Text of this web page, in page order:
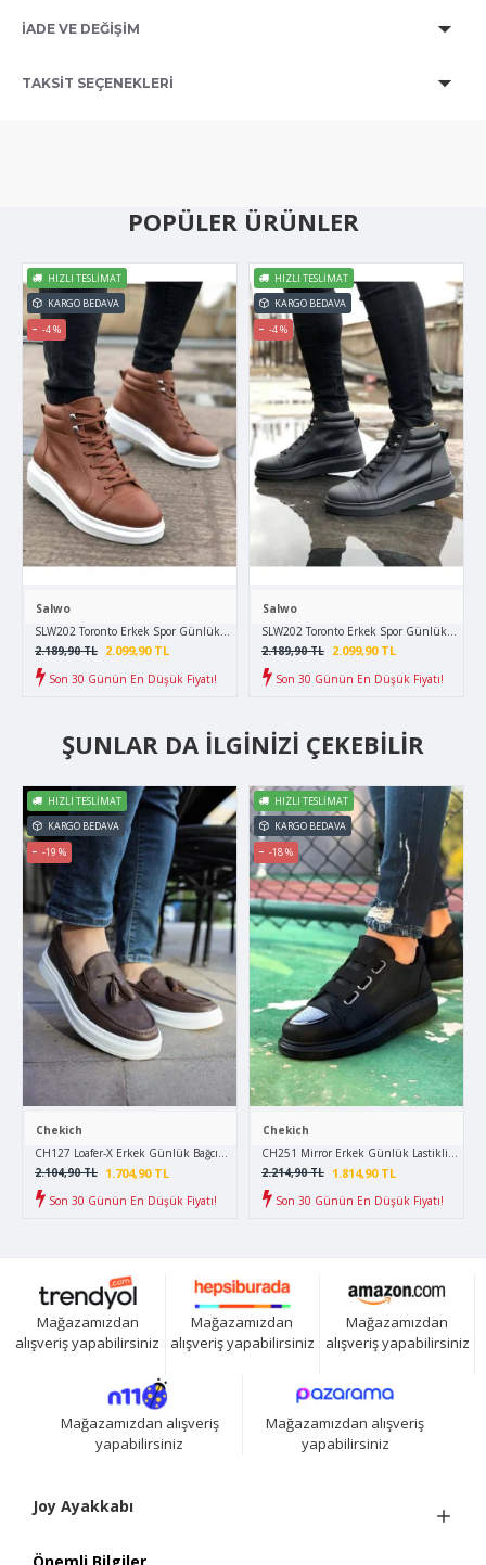
İADE VE DEĞİŞİM
TAKSIT SEÇENEKLERI
POPÜLER ÜRÜNLER
HIZLI TESLIMAT
KARGO BEDAVA
-4 %
Salwo
SLW202 Toronto Erkek Spor Günlük Bağcıklı Cilt Bot CBT - Taba
2.099,90 TL
2.189,90 TL
Son 30 Günün En Düşük Fiyatı!
HIZLI TESLIMAT
KARGO BEDAVA
-4 %
Salwo
SLW202 Toronto Erkek Spor Günlük
2.099,90 TL
2.189,90 TL
Son 30 Günün En Düşük Fiyatı!
ŞUNLAR DA İLGINIZI ÇEKEBILIR
HIZLI TESLIMAT
KARGO BEDAVA
-19 %
Chekich
CH127 Loafer-X Erkek Günlük Bağcıksız Corcik Cilt Klasik Ayakkabı CBT - Kahverengi
1.704,90 TL
2.104,90 TL
Son 30 Günün En Düşük Fiyatı!
HIZLI TESLIMAT
KARGO BEDAVA
-18 %
Chekich
CH251 Mirror Erkek Günlük Lastikli Cilt
1.814,90 TL
2.214,90 TL
Son 30 Günün En Düşük Fiyatı!
Mağazamızdan
alışveriş yapabilirsiniz
Mağazamızdan
alışveriş yapabilirsiniz
Mağazamızdan
alışveriş yapabilirsiniz
Mağazamızdan alışveriş
yapabilirsiniz
Mağazamızdan alışveriş
yapabilirsiniz
Joy Ayakkabı